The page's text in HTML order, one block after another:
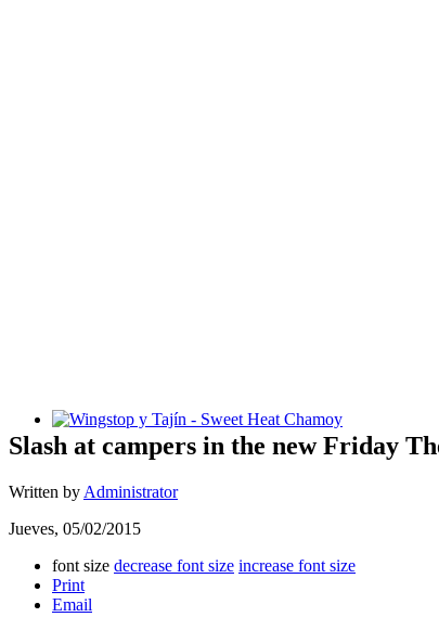
Wingstop y Tajín - Sweet Heat Chamoy
Slash at campers in the new Friday
Written by Administrator
Jueves, 05/02/2015
font size decrease font size increase font size
Print
Email